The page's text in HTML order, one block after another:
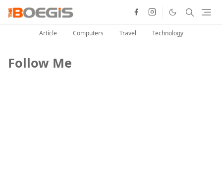
Article Computers Travel Technology
Follow Me